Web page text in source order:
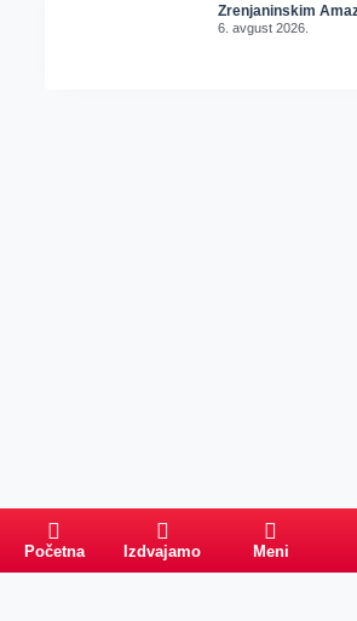
Zrenjaninskim
6. avgust 2026.
Početna Izdvajamo Meni